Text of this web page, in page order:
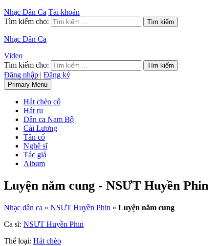
Nhạc Dân Ca Tài khoản
Tìm kiếm cho:
Nhạc Dân Ca
Video
Tìm kiếm cho:
Đăng nhập | Đăng ký
Primary Menu
Hát chèo cổ
Hát ru
Dân ca Nam Bộ
Cải Lương
Tân cổ
Nghệ sĩ
Tác giả
Album
Luyện năm cung - NSƯT Huyền Phin
Nhạc dân ca » NSƯT Huyền Phin » Luyện năm cung
Ca sĩ: NSƯT Huyền Phin
Thể loại: Hát chèo